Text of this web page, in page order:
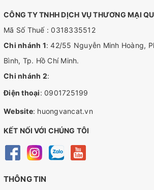
CÔNG TY TNHH DỊCH VỤ THƯƠNG MẠI
Mã Số Thuế : 0318335512
Chi nhánh 1: 42/55 Nguyễn Minh Hoàng,
Bình, Tp. Hồ Chí Minh.
Chi nhánh 2:
Điện thoại: 0901725199
Website: huongvancat.vn
KẾT NỐI VỚI CHÚNG TÔI
THÔNG TIN